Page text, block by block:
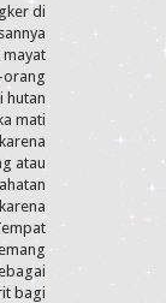
di
mayat
hutan
mati
atau
bagi